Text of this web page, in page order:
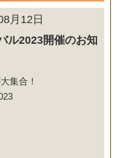
月12日
ル2023開催のお知
集合！